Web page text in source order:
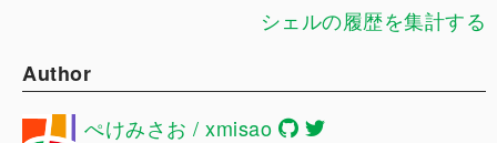
シェルの履歴を集計する
Author
ぺけみさお / xmisao